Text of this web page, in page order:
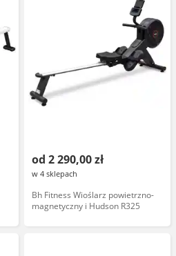
od 2 290,00 zł
w 4 sklepach
Bh Fitness Wioślarz powietrzno-
magnetyczny i Hudson R325